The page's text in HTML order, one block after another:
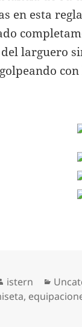
en esta
larguero
Autor
istern
,